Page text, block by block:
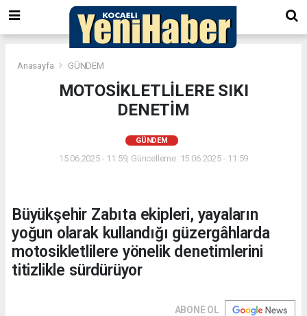
Anasayfa GÜNDEM
MOTOSİKLETLİLERE SIKI
DENETİM
GÜNDEM
15.06.2025 - 11:59, Güncelleme: 15.06.2025 - 11:59
Büyükşehir Zabıta ekipleri, yayaların
yoğun olarak kullandığı güzergâhlarda
motosikletlilere yönelik denetimlerini
titizlikle sürdürüyor
ABONE OL